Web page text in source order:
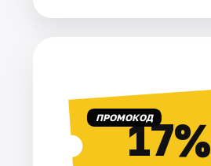
Артисты
Рейтинги
ПРОМОКОД17%